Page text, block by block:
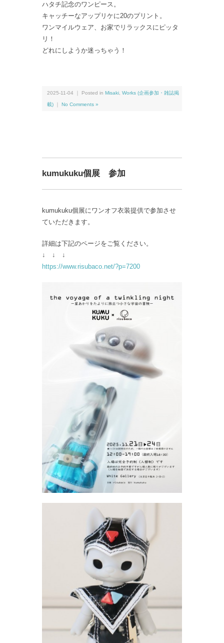
ハタチ記念のワンピース。
キャッチーなアップリケに20のプリント。
ワンマイルウェア、お家でリラックスにピッタ
リ！
どれにしようか迷っちゃう！
2025-11-04 ｜ Posted in Misaki, Works (企画参加・雑誌掲
載) No Comments »
kumukuku個展 参加
kumukuku個展にワンオフ衣装提供で参加させ
ていただきます。
詳細は下記のページをご覧ください。
↓ ↓ ↓
https://www.risubaco.net/?p=7200